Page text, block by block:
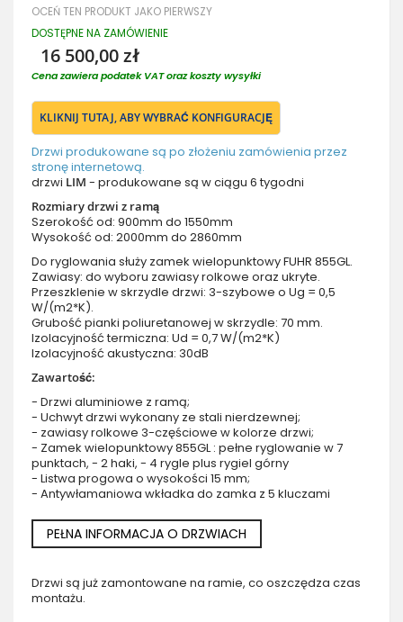
OCEŃ TEN PRODUKT JAKO PIERWSZY
DOSTĘPNE NA ZAMÓWIENIE
16 500,00 zł
Cena zawiera podatek VAT oraz koszty wysyłki
KLIKNIJ TUTAJ, ABY WYBRAĆ KONFIGURACJĘ
Drzwi produkowane są po złożeniu zamówienia przez
stronę internetową.
drzwi LIM - produkowane są w ciągu 6 tygodni
Rozmiary drzwi z ramą
Szerokość od: 900mm do 1550mm
Wysokość od: 2000mm do 2860mm
Do ryglowania służy zamek wielopunktowy FUHR 855GL.
Zawiasy: do wyboru zawiasy rolkowe oraz ukryte.
Przeszklenie w skrzydle drzwi: 3-szybowe o Ug = 0,5
W/(m2*K).
Grubość pianki poliuretanowej w skrzydle: 70 mm.
Izolacyjność termiczna: Ud = 0,7 W/(m2*K)
Izolacyjność akustyczna: 30dB
Zawartość:
- Drzwi aluminiowe z ramą;
- Uchwyt drzwi wykonany ze stali nierdzewnej;
- zawiasy rolkowe 3-częściowe w kolorze drzwi;
- Zamek wielopunktowy 855GL : pełne ryglowanie w 7
punktach, - 2 haki, - 4 rygle plus rygiel górny
- Listwa progowa o wysokości 15 mm;
- Antywłamaniowa wkładka do zamka z 5 kluczami
PEŁNA INFORMACJA O DRZWIACH
Drzwi są już zamontowane na ramie, co oszczędza czas
montażu.